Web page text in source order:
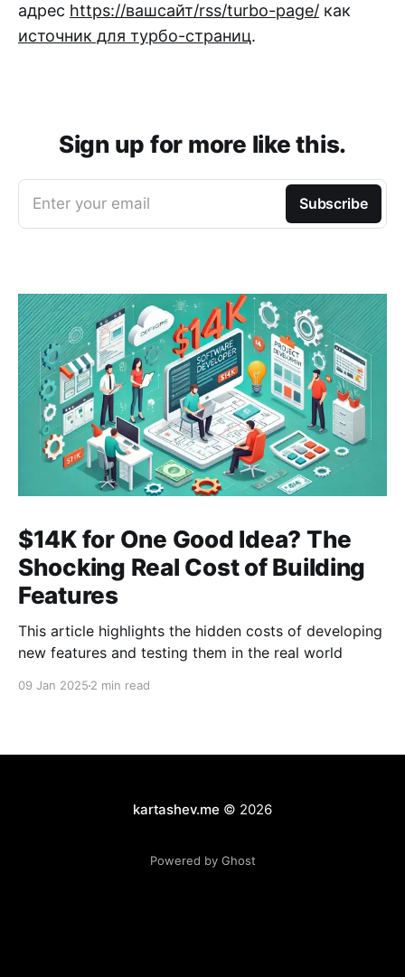
адрес https://вашсайт/rss/turbo-page/ как
источник для турбо-страниц.
Sign up for more like this.
Enter your email Subscribe
$14K for One Good Idea? The
Shocking Real Cost of Building
Features
This article highlights the hidden costs of developing
new features and testing them in the real world
09 Jan 2025 2 min read
kartashev.me © 2026
Powered by Ghost